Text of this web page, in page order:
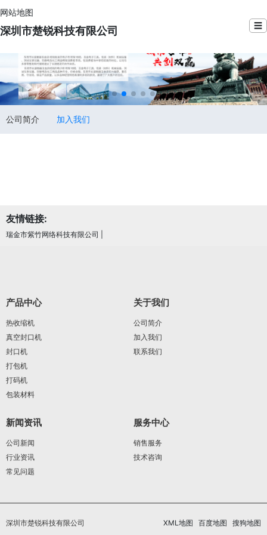
网站地图
深圳市楚锐科技有限公司 ☰
公司简介 加入我们
友情链接:
瑞金市紫竹网络科技有限公司
产品中心
热收缩机
真空封口机
封口机
打包机
打码机
包装材料
关于我们
公司简介
加入我们
联系我们
新闻资讯
公司新闻
行业资讯
常见问题
服务中心
销售服务
技术咨询
深圳市楚锐科技有限公司 XML地图 百度地图 搜狗地图